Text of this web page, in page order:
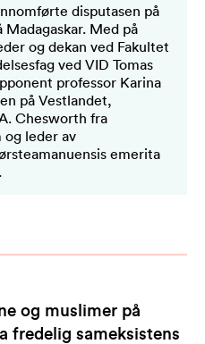
disputasen på
Med på
og dekan ved Fakultet
ved VID Tomas
professor Karina
på Vestlandet,
Chesworth fra
og leder av
emerita
og muslimer på
fredelig sameksistens